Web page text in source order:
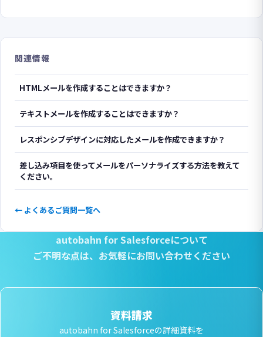
関連情報
HTMLメールを作成することはできますか？
テキストメールを作成することはできますか？
レスポンシブデザインに対応したメールを作成できますか？
差し込み項目を使ってメールをパーソナライズする方法を教えて
ください。
← よくあるご質問一覧へ
autobahn for Salesforceについて
ご不明な点は、 お気軽にお問い合わせください
資料請求
autobahn for Salesforceの詳細資料を